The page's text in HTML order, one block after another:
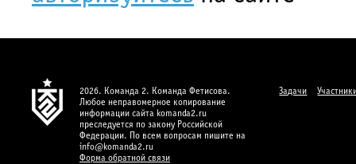
2026. Команда 2. Команда Фетисова.
Любое неправомерное копирование
информации сайта komanda2.ru
преследуется по закону Российской
Федерации. По всем вопросам пишите на
info@komanda2.ru
Форма обратной связи
Задачи